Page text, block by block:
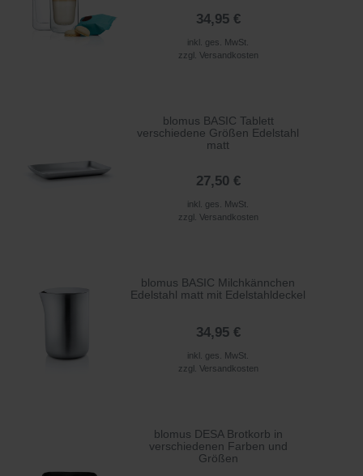
34,95 €
inkl. ges. MwSt.
zzgl. Versandkosten
blomus BASIC Tablett
verschiedene Größen Edelstahl
matt
27,50 €
inkl. ges. MwSt.
zzgl. Versandkosten
blomus BASIC Milchkännchen
Edelstahl matt mit Edelstahldeckel
34,95 €
inkl. ges. MwSt.
zzgl. Versandkosten
blomus DESA Brotkorb in
verschiedenen Farben und
Größen